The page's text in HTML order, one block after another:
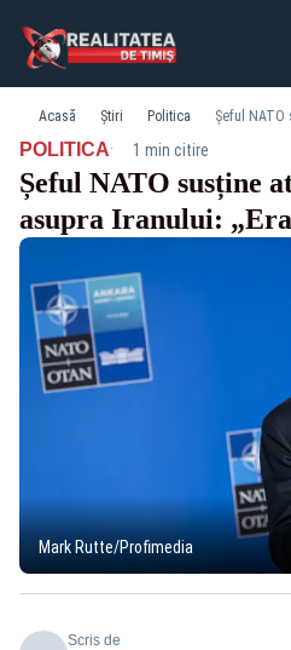
Acasă Știri Politica
POLITICA· 1 min citire
Șeful NATO susține
asupra Iranului:
Mark Rutte/Profimedia
Scris de